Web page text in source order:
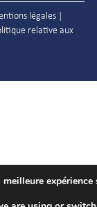
légales
relative aux
expérience